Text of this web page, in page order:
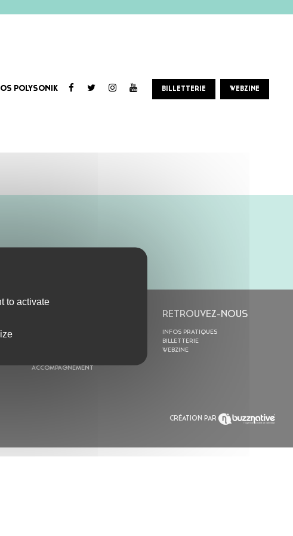
POLYSONIK BILLETTERIE WEBZINE
ACCOMPAGNEMENT
RETROUVEZ-NOUS
INFOS PRATIQUES
BILLETTERIE
WEBZINE
CRÉATION PAR
to activate